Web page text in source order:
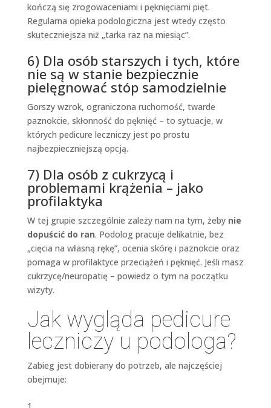
kończą się zrogowaceniami i pęknięciami pięt.
Regularna opieka podologiczna jest wtedy często
skuteczniejsza niż „tarka raz na miesiąc”.
6) Dla osób starszych i tych, które
nie są w stanie bezpiecznie
pielęgnować stóp samodzielnie
Gorszy wzrok, ograniczona ruchomość, twarde
paznokcie, skłonność do pęknięć – to sytuacje, w
których pedicure leczniczy jest po prostu
najbezpieczniejszą opcją.
7) Dla osób z cukrzycą i
problemami krążenia – jako
profilaktyka
W tej grupie szczególnie zależy nam na tym, żeby nie
dopuścić do ran. Podolog pracuje delikatnie, bez
„cięcia na własną rękę”, ocenia skórę i paznokcie oraz
pomaga w profilaktyce przeciążeń i pęknięć. Jeśli masz
cukrzycę/neuropatię – powiedz o tym na początku
wizyty.
Jak wygląda pedicure
leczniczy u podologa?
Zabieg jest dobierany do potrzeb, ale najczęściej
obejmuje: